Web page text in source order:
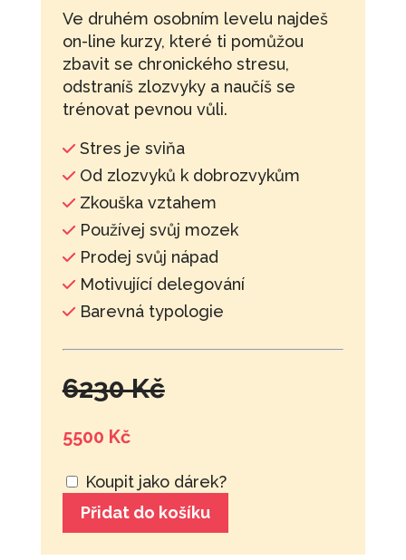
Ve druhém osobním levelu najdeš
on-line kurzy, které ti pomůžou
zbavit se chronického stresu,
odstraníš zlozvyky a naučíš se
trénovat pevnou vůli.
Stres je sviňa
Od zlozvyků k dobrozvykům
Zkouška vztahem
Používej svůj mozek
Prodej svůj nápad
Motivující delegování
Barevná typologie
6230 Kč
5500 Kč
Koupit jako dárek?
Přidat do košíku